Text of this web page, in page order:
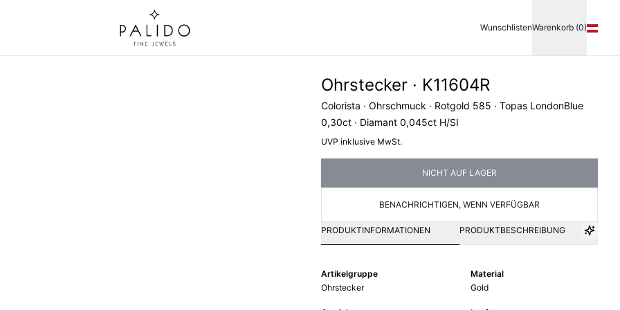
WunschlistenWarenkorb (0)
Ohrstecker · K11604R
Colorista · Ohrschmuck · Rotgold 585 · Topas LondonBlue
0,30ct · Diamant 0,045ct H/SI
UVP inklusive MwSt.
NICHT AUF LAGER
BENACHRICHTIGEN, WENN VERFÜGBAR
PRODUKTINFORMATIONEN PRODUKTBESCHREIBUNG
Artikelgruppe
Ohrstecker
Material
Gold